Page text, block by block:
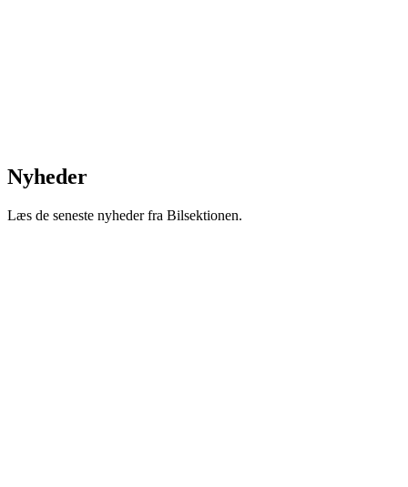
Nyheder
Læs de seneste nyheder fra Bilsektionen.